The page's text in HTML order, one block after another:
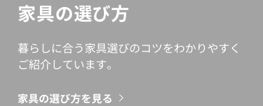
家具の選び方
暮らしに合う家具選びのコツをわかりやすく
ご紹介しています。
家具の選び方を見る